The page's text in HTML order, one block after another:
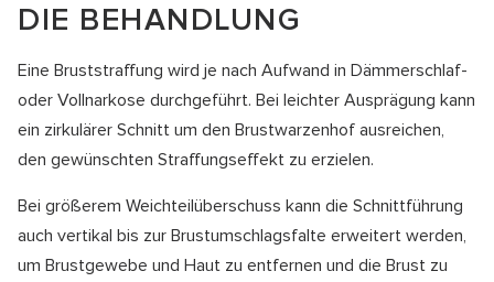
DIE BEHANDLUNG
Eine Bruststraffung wird je nach Aufwand in Dämmerschlaf-
oder Vollnarkose durchgeführt. Bei leichter Ausprägung kann
ein zirkulärer Schnitt um den Brustwarzenhof ausreichen,
den gewünschten Straffungseffekt zu erzielen.
Bei größerem Weichteilüberschuss kann die Schnittführung
auch vertikal bis zur Brustumschlagsfalte erweitert werden,
um Brustgewebe und Haut zu entfernen und die Brust zu